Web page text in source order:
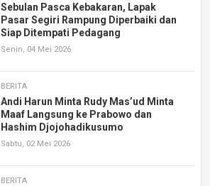
Sebulan Pasca Kebakaran, Lapak
Pasar Segiri Rampung Diperbaiki dan
Siap Ditempati Pedagang
Senin, 04 Mei 2026
BERITA
Andi Harun Minta Rudy Mas’ud Minta
Maaf Langsung ke Prabowo dan
Hashim Djojohadikusumo
Sabtu, 02 Mei 2026
BERITA